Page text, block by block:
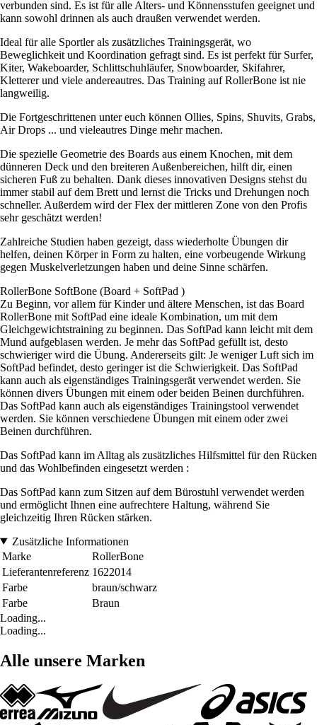
verbunden sind. Es ist für alle Alters- und Könnensstufen geeignet und
kann sowohl drinnen als auch draußen verwendet werden.
Ideal für alle Sportler als zusätzliches Trainingsgerät, wo
Beweglichkeit und Koordination gefragt sind. Es ist perfekt für Surfer,
Kiter, Wakeboarder, Schlittschuhläufer, Snowboarder, Skifahrer,
Kletterer und viele andereautres. Das Training auf RollerBone ist nie
langweilig.
Die Fortgeschrittenen unter euch können Ollies, Spins, Shuvits, Grabs,
Air Drops ... und vieleautres Dinge mehr machen.
Die spezielle Geometrie des Boards aus einem Knochen, mit dem
dünneren Deck und den breiteren Außenbereichen, hilft dir, einen
sicheren Fuß zu behalten. Dank dieses innovativen Designs stehst du
immer stabil auf dem Brett und lernst die Tricks und Drehungen noch
schneller. Außerdem wird der Flex der mittleren Zone von den Profis
sehr geschätzt werden!
Zahlreiche Studien haben gezeigt, dass wiederholte Übungen dir
helfen, deinen Körper in Form zu halten, eine vorbeugende Wirkung
gegen Muskelverletzungen haben und deine Sinne schärfen.
RollerBone SoftBone (Board + SoftPad )
Zu Beginn, vor allem für Kinder und ältere Menschen, ist das Board
RollerBone mit SoftPad eine ideale Kombination, um mit dem
Gleichgewichtstraining zu beginnen. Das SoftPad kann leicht mit dem
Mund aufgeblasen werden. Je mehr das SoftPad gefüllt ist, desto
schwieriger wird die Übung. Andererseits gilt: Je weniger Luft sich im
SoftPad befindet, desto geringer ist die Schwierigkeit. Das SoftPad
kann auch als eigenständiges Trainingsgerät verwendet werden. Sie
können divers Übungen mit einem oder beiden Beinen durchführen.
Das SoftPad kann auch als eigenständiges Trainingstool verwendet
werden. Sie können verschiedene Übungen mit einem oder zwei
Beinen durchführen.
Das SoftPad kann im Alltag als zusätzliches Hilfsmittel für den Rücken
und das Wohlbefinden eingesetzt werden :
Das SoftPad kann zum Sitzen auf dem Bürostuhl verwendet werden
und ermöglicht Ihnen eine aufrechtere Haltung, während Sie
gleichzeitig Ihren Rücken stärken.
Zusätzliche Informationen
Marke
RollerBone
Lieferantenreferenz 1622014
Farbe
braun/schwarz
Farbe
Braun
Loading...
Loading...
Alle unsere Marken